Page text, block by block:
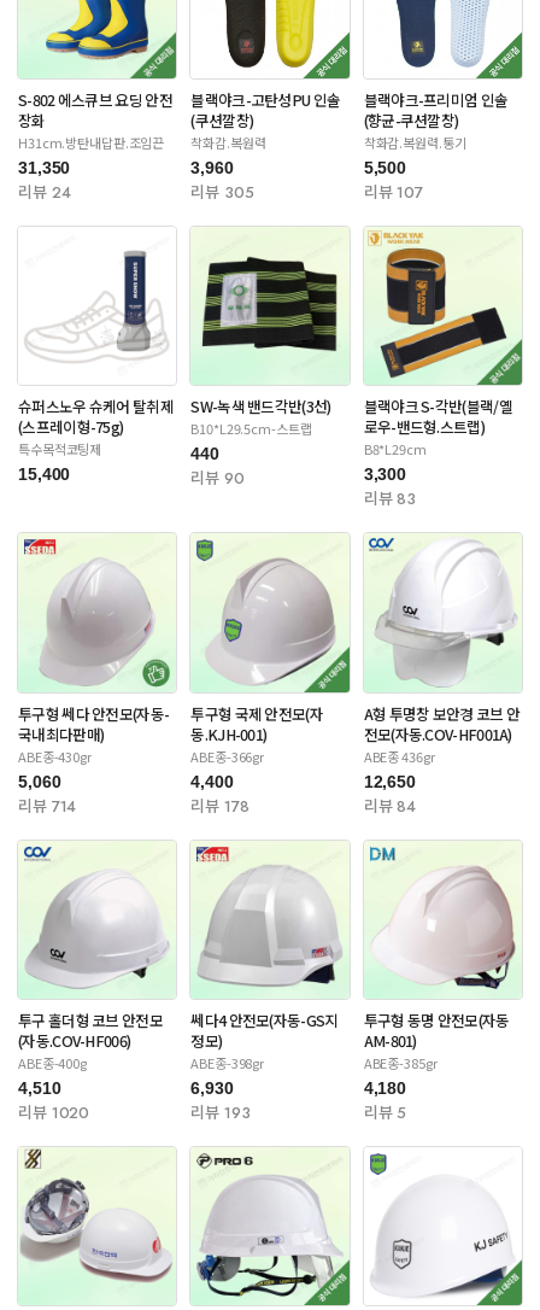
S-802 에스큐브 요딩 안전
장화
H31cm.방탄내답판.조임끈
31,350
리뷰 24
블랙야크-고탄성PU 인솔
(쿠션깔창)
착화감.복원력
3,960
리뷰 305
블랙야크-프리미엄 인솔
(향균-쿠션깔창)
착화감.복원력.통기
5,500
리뷰 107
슈퍼스노우 슈케어 탈취제
(스프레이형-75g)
특수목적코팅제
15,400
SW-녹색 밴드각반(3선)
B10*L29.5cm-스트랩
440
리뷰 90
블랙야크 S-각반(블랙/옐
로우-밴드형.스트랩)
B8*L29cm
3,300
리뷰 83
투구형 쎄다 안전모(자동-
국내최다판매)
ABE종-430gr
5,060
리뷰 714
투구형 국제 안전모(자
동.KJH-001)
ABE종-366gr
4,400
리뷰 178
A형 투명창 보안경 코브 안
전모(자동.COV-HF001A)
ABE종 436gr
12,650
리뷰 84
투구 홀더형 코브 안전모
(자동.COV-HF006)
ABE종-400g
4,510
리뷰 1020
쎄다4 안전모(자동-GS지
정모)
ABE종-398gr
6,930
리뷰 193
투구형 동명 안전모(자동
AM-801)
ABE종-385gr
4,180
리뷰 5